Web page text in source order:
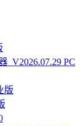
_V2026.07.29 PC
版